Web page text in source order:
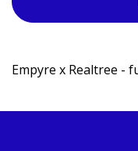
Empyre x Realtree -